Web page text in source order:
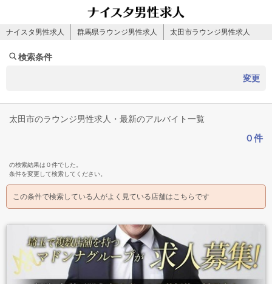
ナイスタ男性求人 群馬県ラウンジ男性求人 太田市ラウンジ男性求人
検索条件
変更
太田市のラウンジ男性求人・最新のアルバイト一覧
０件
の検索結果は０件でした。
条件を変更して検索してください。
この条件で検索している人がよく見ている店舗はこちらです